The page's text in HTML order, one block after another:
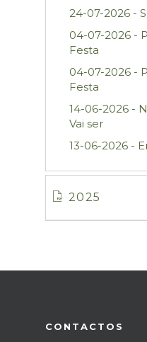
24-07-2026 -
04-07-2026 -
Festa
04-07-2026 -
Festa
14-06-2026 -
Vai ser
13-06-2026 -
2025
CONTACTOS